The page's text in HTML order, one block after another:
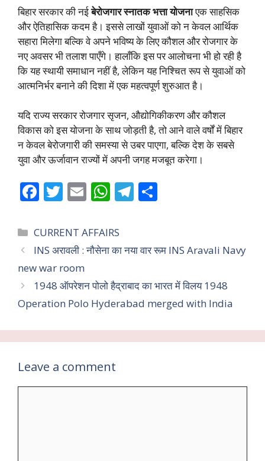
बिहार सरकार की नईबेरोजगार स्नातक भत्ता योजनाएक साहसिक
और ऐतिहासिक कदम है। इससे लाखों युवाओं को न केवल आर्थिक
सहारा मिलेगा बल्कि वे अपने भविष्य के लिए कौशल और रोजगार के
नए अवसर भी तलाश पाएँगे। हालाँकि इस पर आलोचना भी हो रही है
कि यह स्थायी समाधान नहीं है, लेकिन यह निश्चित रूप से युवाओं को
आत्मनिर्भर बनाने की दिशा में एक महत्वपूर्ण शुरुआत है।
यदि राज्य सरकार रोजगार सृजन, औद्योगिकीकरण और कौशल
विकास को इस योजना के साथ जोड़ती है, तो आने वाले वर्षों में बिहार
न केवल बेरोजगारी की समस्या से उबर पाएगा, बल्कि देश के सबसे
युवा और ऊर्जावान राज्यों में अपनी जगह मजबूत करेगा।
F
e
b
o
o
k
T
itt
er
E
ai
l
W
at
s
p
p
T
gr
m
e
Categories
CURRENT AFFAIRS
INS अरावली : नौसेना का नया वार रूम INS Aravali Navy
new war room
1948 ऑपरेशन पोलो हैद्राबाद का भारत में विलय 1948
Operation Polo Hyderabad merged with India
Leave a comment